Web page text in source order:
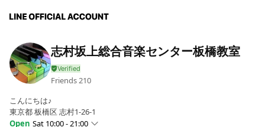
志村坂上総合音楽センター板橋教室
Friends 210
こんにちは♪
東京都 板橋区 志村1-26-1
Open Sat 10:00 - 21:00